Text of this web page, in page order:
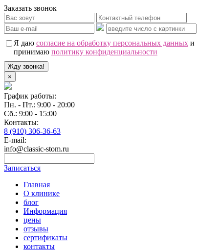
Заказать звонок
Я даю согласие на обработку персональных данных и
принимаю политику конфиденциальности
Жду звонка!
×
График работы:
Пн. - Пт.: 9:00 - 20:00
Сб.: 9:00 - 15:00
Контакты:
8 (910) 306-36-63
E-mail:
info@classic-stom.ru
Записаться
Главная
О клинике
блог
Информация
цены
отзывы
сертификаты
контакты